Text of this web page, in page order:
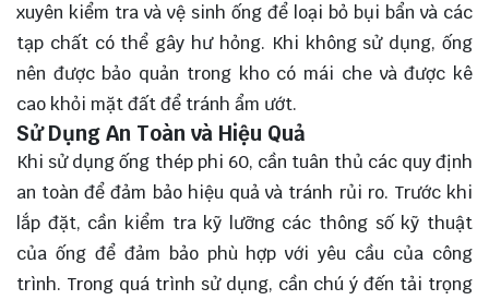
xuyên kiểm tra và vệ sinh ống để loại bỏ bụi bẩn và các
tạp chất có thể gây hư hỏng. Khi không sử dụng, ống
nên được bảo quản trong kho có mái che và được kê
cao khỏi mặt đất để tránh ẩm ướt.
Sử Dụng An Toàn và Hiệu Quả
Khi sử dụng ống thép phi 60, cần tuân thủ các quy định
an toàn để đảm bảo hiệu quả và tránh rủi ro. Trước khi
lắp đặt, cần kiểm tra kỹ lưỡng các thông số kỹ thuật
của ống để đảm bảo phù hợp với yêu cầu của công
trình. Trong quá trình sử dụng, cần chú ý đến tải trọng